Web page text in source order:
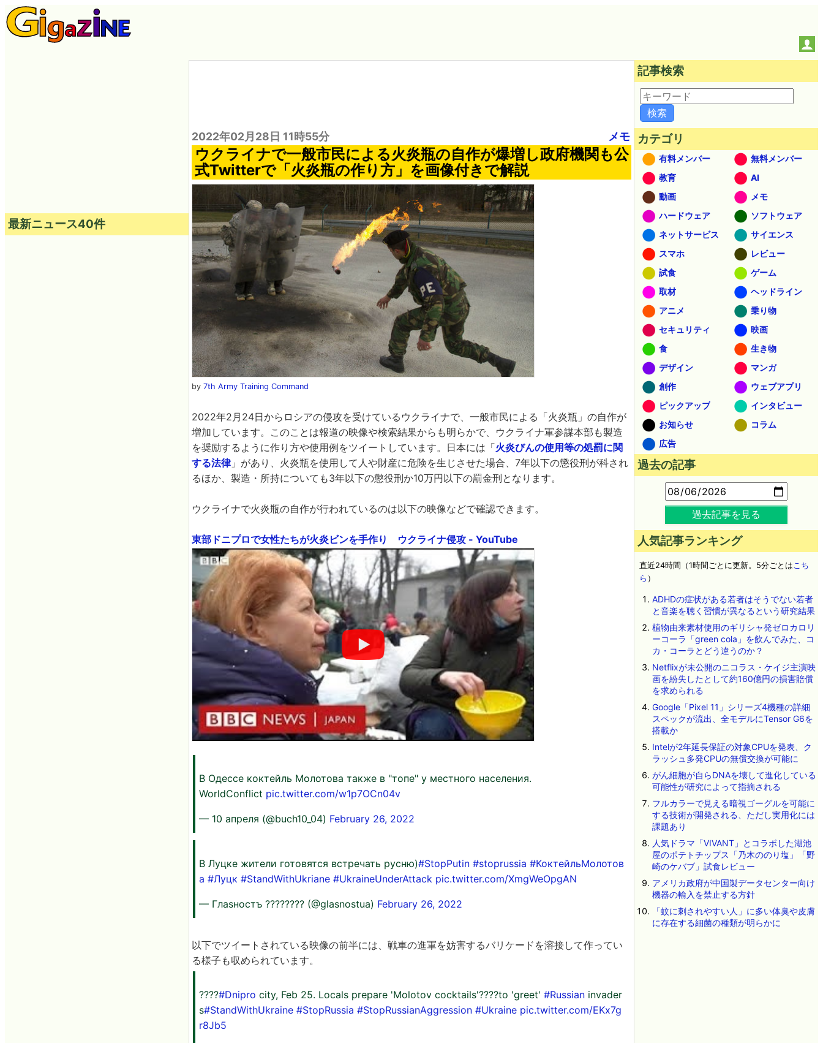
2022年02月28日 11時55分 メモ
ウクライナで一般市民による火炎瓶の自作が爆増し政府機関も公
式Twitterで「火炎瓶の作り方」を画像付きで解説
by 7th Army Training Command
2022年2月24日からロシアの侵攻を受けているウクライナで、一般市民による「火炎瓶」の自作が
増加しています。このことは報道の映像や検索結果からも明らかで、ウクライナ軍参謀本部も製造
を奨励するように作り方や使用例をツイートしています。日本には「火炎びんの使用等の処罰に関
する法律」があり、火炎瓶を使用して人や財産に危険を生じさせた場合、7年以下の懲役刑が科され
るほか、製造・所持についても3年以下の懲役刑か10万円以下の罰金刑となります。
ウクライナで火炎瓶の自作が行われているのは以下の映像などで確認できます。
東部ドニプロで女性たちが火炎ビンを手作り ウクライナ侵攻 - YouTube
В Одессе коктейль Молотова также в "топе" у местного населения.
WorldConflict pic.twitter.com/w1p7OCn04v
— 10 апреля (@buch10_04) February 26, 2022
В Луцке жители готовятся встречать русню)#StopPutin #stoprussia #КоктейльМолотов
а #Луцк #StandWithUkriane #UkraineUnderAttack pic.twitter.com/XmgWeOpgAN
— Глаsностъ ???????? (@glasnostua) February 26, 2022
以下でツイートされている映像の前半には、戦車の進軍を妨害するバリケードを溶接して作ってい
る様子も収められています。
????#Dnipro city, Feb 25. Locals prepare 'Molotov cocktails'????to 'greet' #Russian invader
s#StandWithUkraine #StopRussia #StopRussianAggression #Ukraine pic.twitter.com/EKx7g
r8Jb5
最新ニュース40件
記事検索
カテゴリ
有料メンバー
無料メンバー
教育
AI
動画
メモ
ハードウェア
ソフトウェア
ネットサービス
サイエンス
スマホ
レビュー
試食
ゲーム
取材
ヘッドライン
アニメ
乗り物
セキュリティ
映画
食
生き物
デザイン
マンガ
創作
ウェブアプリ
ピックアップ
インタビュー
お知らせ
コラム
広告
過去の記事
過去記事を見る
人気記事ランキング
直近24時間（1時間ごとに更新。5分ごとはこち
ら ）
ADHDの症状がある若者はそうでない若者
と音楽を聴く習慣が異なるという研究結果
植物由来素材使用のギリシャ発ゼロカロリ
ーコーラ「green cola」を飲んでみた、コ
カ・コーラとどう違うのか？
Netflixが未公開のニコラス・ケイジ主演映
画を紛失したとして約160億円の損害賠償
を求められる
Google「Pixel 11」シリーズ4機種の詳細
スペックが流出、全モデルにTensor G6を
搭載か
Intelが2年延長保証の対象CPUを発表、ク
ラッシュ多発CPUの無償交換が可能に
がん細胞が自らDNAを壊して進化している
可能性が研究によって指摘される
フルカラーで見える暗視ゴーグルを可能に
する技術が開発される、ただし実用化には
課題あり
人気ドラマ「VIVANT」とコラボした湖池
屋のポテトチップス「乃木ののり塩」「野
崎のケバブ」試食レビュー
アメリカ政府が中国製データセンター向け
機器の輸入を禁止する方針
「蚊に刺されやすい人」に多い体臭や皮膚
に存在する細菌の種類が明らかに